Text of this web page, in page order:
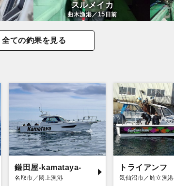
スルメイカ
曲木漁港／15日前
全ての釣果を見る
鎌田屋-kamataya-
名取市／閖上漁港
トライアンフ
気仙沼市／鮪立漁港